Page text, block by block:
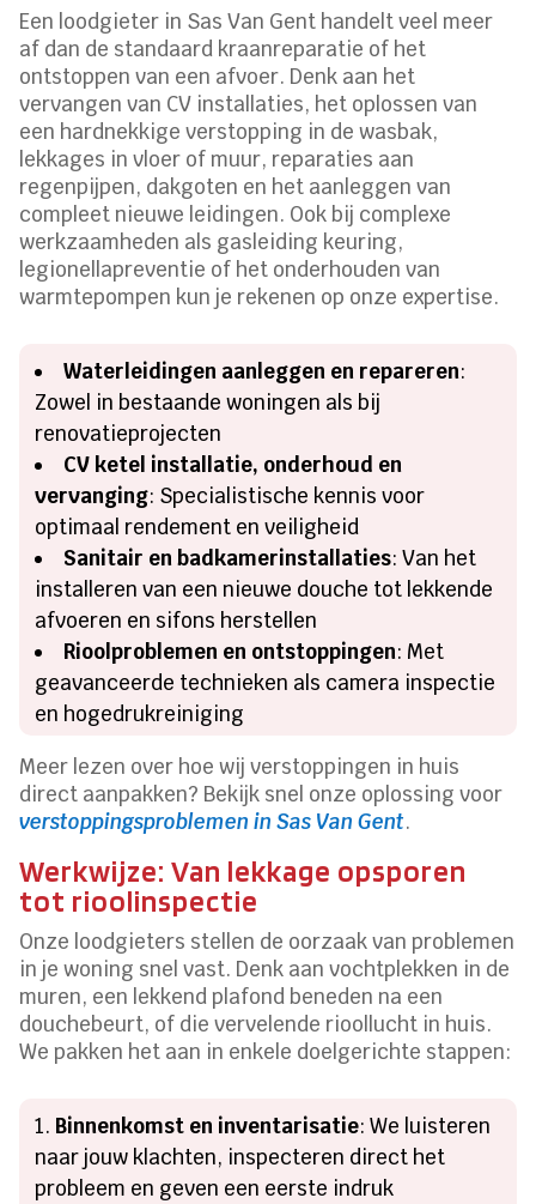
Een loodgieter in Sas Van Gent handelt veel meer
af dan de standaard kraanreparatie of het
ontstoppen van een afvoer. Denk aan het
vervangen van CV installaties, het oplossen van
een hardnekkige verstopping in de wasbak,
lekkages in vloer of muur, reparaties aan
regenpijpen, dakgoten en het aanleggen van
compleet nieuwe leidingen. Ook bij complexe
werkzaamheden als gasleiding keuring,
legionellapreventie of het onderhouden van
warmtepompen kun je rekenen op onze expertise.
Waterleidingen aanleggen en repareren:
Zowel in bestaande woningen als bij
renovatieprojecten
CV ketel installatie, onderhoud en
vervanging: Specialistische kennis voor
optimaal rendement en veiligheid
Sanitair en badkamerinstallaties: Van het
installeren van een nieuwe douche tot lekkende
afvoeren en sifons herstellen
Rioolproblemen en ontstoppingen: Met
geavanceerde technieken als camera inspectie
en hogedrukreiniging
Meer lezen over hoe wij verstoppingen in huis
direct aanpakken? Bekijk snel onze oplossing voor
verstoppingsproblemen in Sas Van Gent.
Werkwijze: Van lekkage opsporen
tot rioolinspectie
Onze loodgieters stellen de oorzaak van problemen
in je woning snel vast. Denk aan vochtplekken in de
muren, een lekkend plafond beneden na een
douchebeurt, of die vervelende rioollucht in huis.
We pakken het aan in enkele doelgerichte stappen:
Binnenkomst en inventarisatie: We luisteren
naar jouw klachten, inspecteren direct het
probleem en geven een eerste indruk